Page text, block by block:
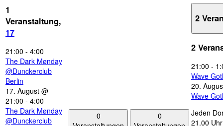
1
Veranstaltung,
17
21:00 - 4:00
The Dark Mønday
@Dunckerclub
Berlin
17. August @
21:00 - 4:00
The Dark Mønday
@Dunckerclub
0
0
2
2
21:00 -
Wave
20.
Wave
Jeden
21.00